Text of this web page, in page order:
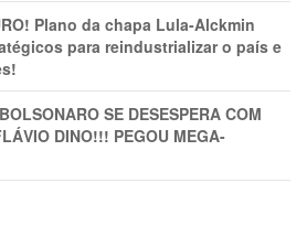
Plano da chapa Lula-Alckmin
para reindustrializar o país e
SE DESESPERA COM
DINO!!! PEGOU MEGA-